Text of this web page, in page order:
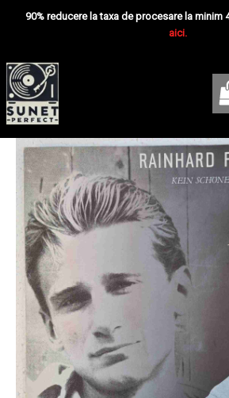
90% reducere la taxa de procesare la minim
aici.
Cantitate
Fendrich
–
Kein
Schöner
Land
Disc
VINIL
Schöner